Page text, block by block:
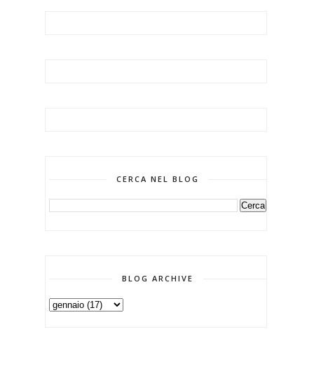
CERCA NEL BLOG
BLOG ARCHIVE